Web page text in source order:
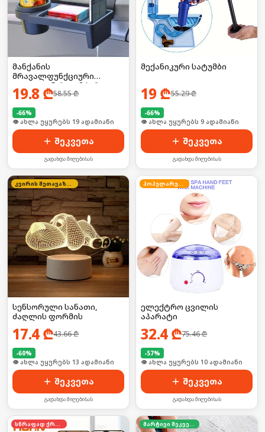
მანქანის
მრავალფუნქციური
ტელეფონის დამჭერი
19.8 ₾58.55₾
-66%
🛒 ბოლო 24სთ-ში იყიდა 2-მა
შეკვეთა
გადახდა მიღებისას
მექანიკური სატუმბი
19 ₾55.29₾
-66%
🛒 ბოლო 24სთ-ში იყიდა 10-მა
შეკვეთა
გადახდა მიღებისას
კვირის შეთავაზება
სენსორული სანათი,
ძაღლის ფორმის
17.4₾43.66₾
-60%
🛒 ბოლო 24სთ-ში იყიდა 16-მა
შეკვეთა
გადახდა მიღებისას
პოპულარული
ელექტრო ცვილის
აპარატი
32.4₾75.46₾
-57%
🛒 ბოლო 24სთ-ში იყიდა 15-მა
შეკვეთა
გადახდა მიღებისას
სწრაფად ქრება მარტივი შეკვეთა